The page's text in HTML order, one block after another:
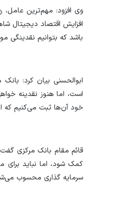
وی افزود: مهم‌ترین عامل،
افزایش اقتصاد دیجیتال
باشد که بتوانیم نقدینگی
ابوالحسنی بیان کرد:
است، اما هنوز نقدینه
خود آن‌ها ثبت می‌کنیم که
قائم مقام بانک مرکزی
کمک شود، اما نباید برای
سرمایه گذاری محسوب